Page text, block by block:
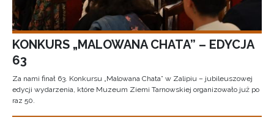
KONKURS „MALOWANA CHATA” – EDYCJA
63
Za nami finał 63. Konkursu „Malowana Chata” w Zalipiu – jubileuszowej
edycji wydarzenia, które Muzeum Ziemi Tarnowskiej organizowało już po
raz 50.